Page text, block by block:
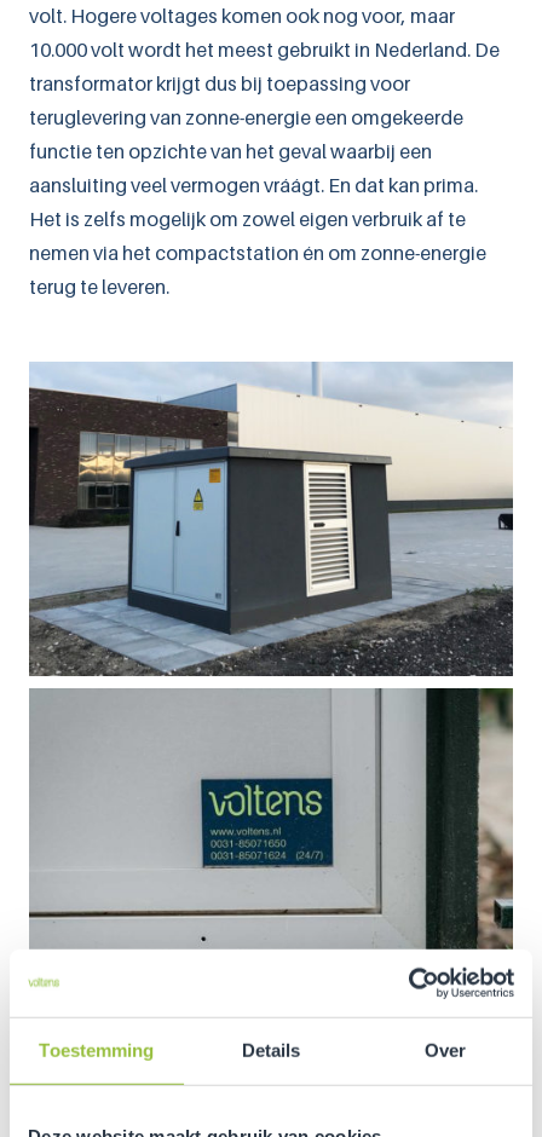
Toestemming Details Over
volt. Hogere voltages komen ook nog voor, maar
10.000 volt wordt het meest gebruikt in Nederland. De
transformator krijgt dus bij toepassing voor
teruglevering van zonne-energie een omgekeerde
functie ten opzichte van het geval waarbij een
aansluiting veel vermogen vráágt. En dat kan prima.
Het is zelfs mogelijk om zowel eigen verbruik af te
nemen via het compactstation én om zonne-energie
terug te leveren.